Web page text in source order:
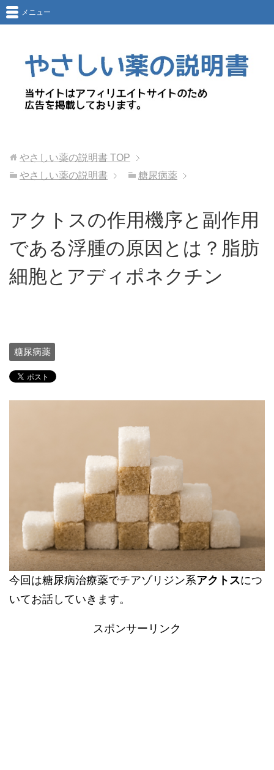
メニュー
やさしい薬の説明書 TOP
やさしい薬の説明書
糖尿病薬
アクトスの作用機序と副作用
である浮腫の原因とは？脂肪
細胞とアディポネクチン
糖尿病薬
今回は糖尿病治療薬でチアゾリジン系アクトスにつ
いてお話していきます。
スポンサーリンク